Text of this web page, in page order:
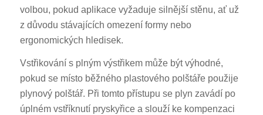
volbou, pokud aplikace vyžaduje silnější stěnu, ať už
z důvodu stávajících omezení formy nebo
ergonomických hledisek.
Vstřikování s plným výstřikem může být výhodné,
pokud se místo běžného plastového polštáře použije
plynový polštář. Při tomto přístupu se plyn zavádí po
úplném vstříknutí pryskyřice a slouží ke kompenzaci